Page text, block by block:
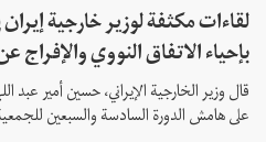
لقاءات مكثفة لوزير خارجية
بإحياء الاتفاق النووي
قال وزير الخارجية الإيراني، حسين أمير عبد
على هامش الدورة السادسة والسبعين